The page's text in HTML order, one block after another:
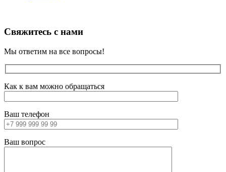
Свяжитесь с нами
Мы ответим на все вопросы!
Как к вам можно обращаться
Ваш телефон
Ваш вопрос